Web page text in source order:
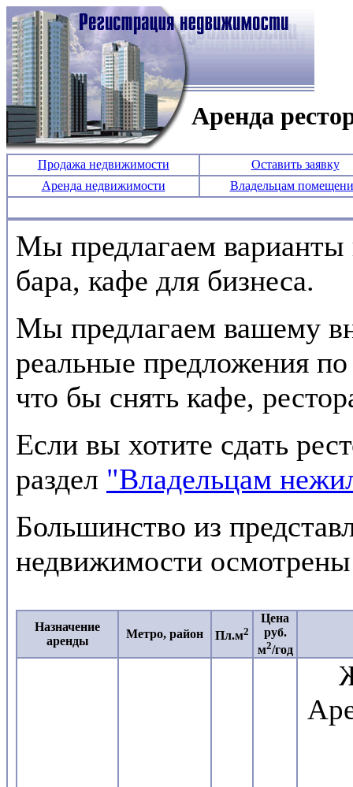
Аренда
Продажа недвижимости
Оставить заявку
Аренда недвижимости
Владельцам
Мы предлагаем варианты
бара, кафе для бизнеса.
Мы предлагаем вашему
реальные предложения
что бы снять кафе,
Если вы хотите сдать
раздел "Владельцам
Большинство из
недвижимости
Назначение
аренды
Метро, район Пл.м2
Цена
руб.
м2/год